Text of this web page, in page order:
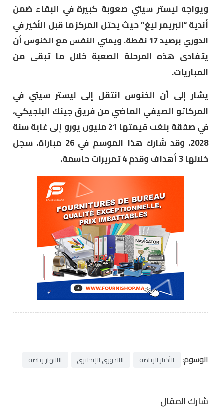
ويواجه ليستر سيتي صعوبة كبيرة في البقاء ضمن
أندية “البريمر ليغ” حيث يحتل المركز ما قبل الأخير في
الدوري برصيد 17 نقطة، ويمني النفس مع الخنوس أن
يتفادى هذه المرحلة الصعبة خلال ما تبقى من
المباريات.
يشار إلى أن الخنوس انتقل إلى ليستر سيتي في
المركاتو الصيفي الماضي من فريق جينك البلجيكي،
في صفقة بلغت قيمتها 21 مليون يورو إلى غاية سنة
2028. وقد شارك هذا الموسم في 26 مباراة، سجل
خلالها 3 أهداف وقدم 4 تمريرات حاسمة.
الوسوم: #أخبار الرياضة #الدوري الإنجليزي #النهار رياضة
شارك المقال